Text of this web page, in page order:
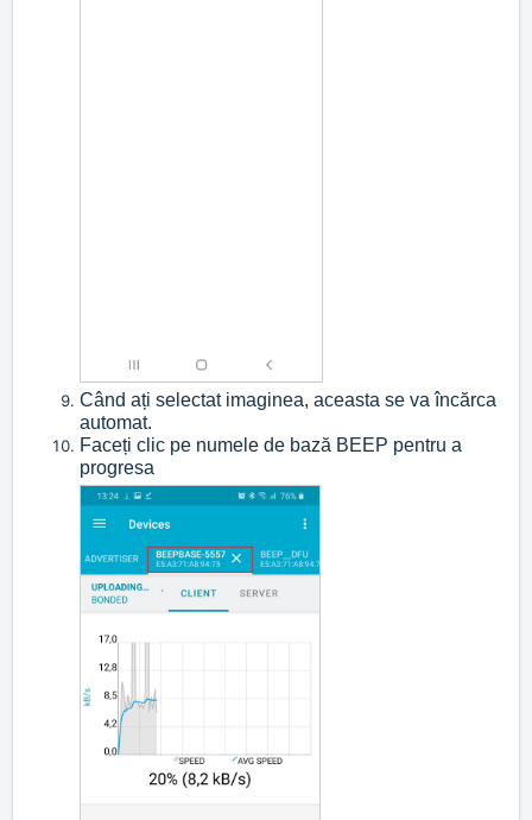
Când ați selectat imaginea, aceasta se va încărca
automat.
Faceți clic pe numele de bază BEEP pentru a
progresa